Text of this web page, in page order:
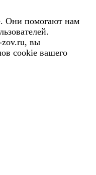
Они помогают нам
zov.ru, вы
cookie вашего